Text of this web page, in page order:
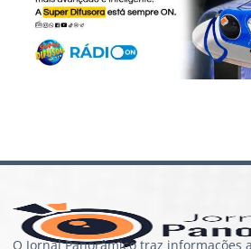
O Jornal Panorâmico traz informações